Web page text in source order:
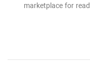
marketplace for